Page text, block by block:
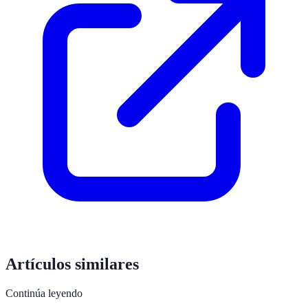
Artículos similares
Continúa leyendo